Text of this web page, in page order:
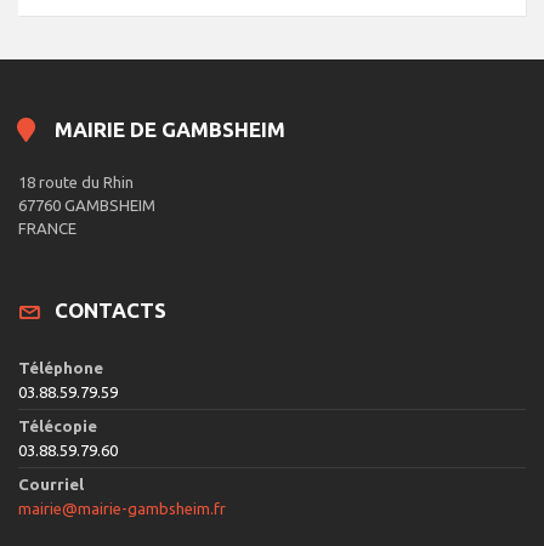
MAIRIE DE GAMBSHEIM
18 route du Rhin
67760 GAMBSHEIM
FRANCE
CONTACTS
Téléphone
03.88.59.79.59
Télécopie
03.88.59.79.60
Courriel
mairie@mairie-gambsheim.fr